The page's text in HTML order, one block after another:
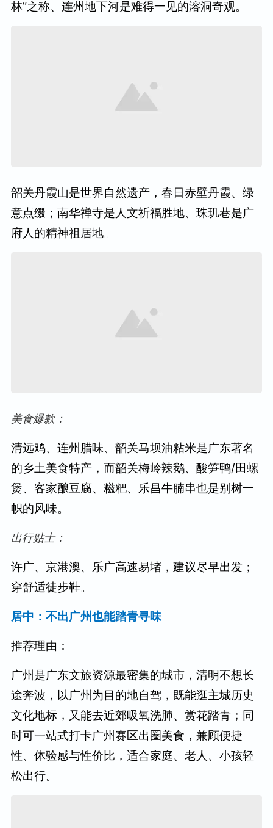
林”之称、连州地下河是难得一见的溶洞奇观。
韶关丹霞山是世界自然遗产，春日赤壁丹霞、绿
意点缀；南华禅寺是人文祈福胜地、珠玑巷是广
府人的精神祖居地。
美食爆款：
清远鸡、连州腊味、韶关马坝油粘米是广东著名
的乡土美食特产，而韶关梅岭辣鹅、酸笋鸭/田螺
煲、客家酿豆腐、糍粑、乐昌牛腩串也是别树一
帜的风味。
出行贴士：
许广、京港澳、乐广高速易堵，建议尽早出发；
穿舒适徒步鞋。
居中：不出广州也能踏青寻味
推荐理由：
广州是广东文旅资源最密集的城市，清明不想长
途奔波，以广州为目的地自驾，既能逛主城历史
文化地标，又能去近郊吸氧洗肺、赏花踏青；同
时可一站式打卡广州赛区出圈美食，兼顾便捷
性、体验感与性价比，适合家庭、老人、小孩轻
松出行。